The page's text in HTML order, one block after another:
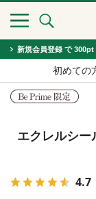
新規会員登録 で 300pt
初めての
エクレルシ
4.7